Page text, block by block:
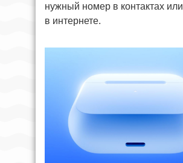
нужный номер в контактах или
в интернете.